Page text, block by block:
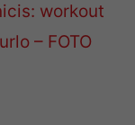
workout
– FOTO